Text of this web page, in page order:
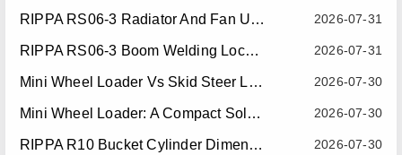
2026-07-31
RIPPA RS06-3 Radiator And Fan Upgrade — Effective July 10, 2026
2026-07-31
RIPPA RS06-3 Boom Welding Locating Bar Optimization — Effective July 15, 2026
2026-07-30
Mini Wheel Loader Vs Skid Steer Loader: Which Compact Machine Is Better For Your Business?
2026-07-30
Mini Wheel Loader: A Compact Solution For Efficient Material Handling
2026-07-30
RIPPA R10 Bucket Cylinder Dimension Optimization — Effective July 15, 2026